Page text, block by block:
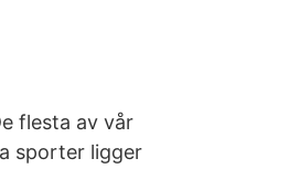
flesta av vår
sporter ligger